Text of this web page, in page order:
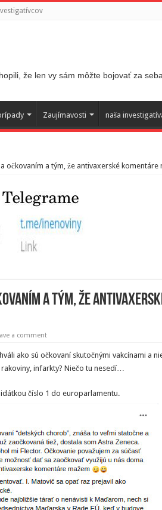
že len vy sám môžte bojovať za
Zaujímavosti naša
očkovaním a tým, že antivaxerské komentáre
a tým, že
a comment
ako sú očkovaní skutočnými vakcínami a
infarkty? Niečo tu nesedí…
číslo 1 do europarlamentu.